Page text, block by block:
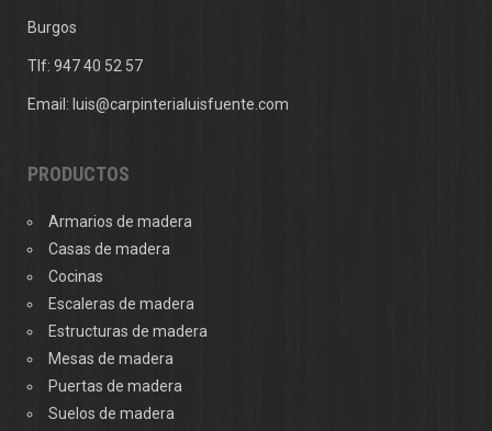
Burgos
Tlf: 947 40 52 57
Email: luis@carpinterialuisfuente.com
PRODUCTOS
Armarios de madera
Casas de madera
Cocinas
Escaleras de madera
Estructuras de madera
Mesas de madera
Puertas de madera
Suelos de madera